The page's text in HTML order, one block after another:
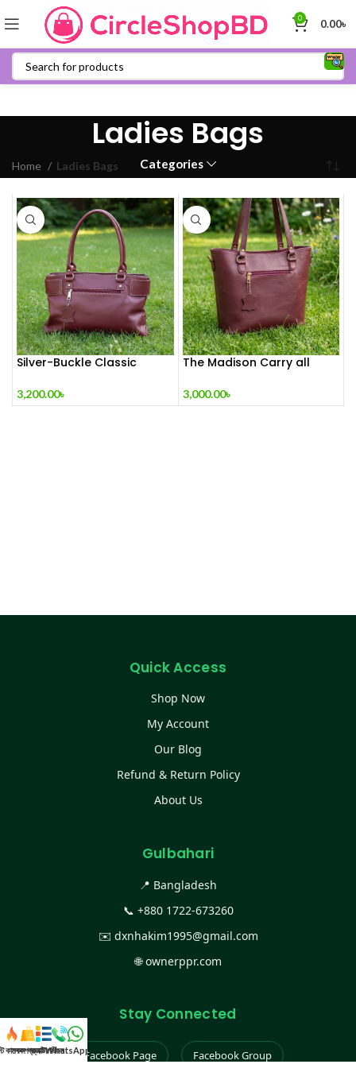
0 0.00৳
Ladies Bags
Categories
Home Ladies Bags
Silver-Buckle Classic
3,200.00৳
The Madison Carry all
3,000.00৳
Quick Access
Shop Now
My Account
Our Blog
Refund & Return Policy
About Us
Gulbahari
📍 Bangladesh
📞 +880 1722-673260
✉️ dxnhakim1995@gmail.com
🌐ownerppr.com
Stay Connected
Facebook Page Facebook Group
কালেকশন
সকল প্রডাক্টক্যাটাগরিকল
WhatsApp করুন